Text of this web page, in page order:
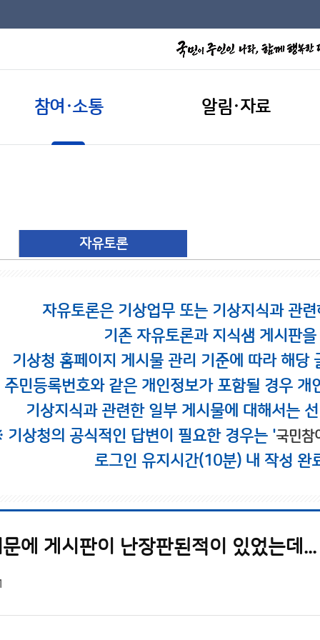
참여·소통 알림·자료
자유토론
자유토론은 기상업무 또는 기상지식과 관
기존 자유토론과 지식샘 게시판
기상청 홈페이지 게시물 관리 기준에 따라 해당
민등록번호와 같은 개인정보가 포함될 경우
기상지식과 관련한 일부 게시물에 대해서는
상청의 공식적인 답변이 필요한 경우는 '국민참
로그인 유지시간(10분) 내 작성 완
에 게시판이 난장판된적이 있었는데...